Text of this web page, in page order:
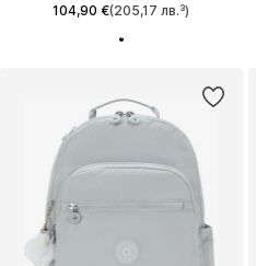
104,90 €(205,17 лв.³)